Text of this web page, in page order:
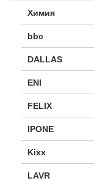
Химия
bbc
DALLAS
ENI
FELIX
IPONE
Kixx
LAVR